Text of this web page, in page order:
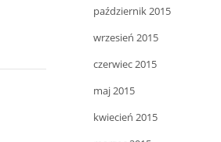
październik 2015
wrzesień 2015
czerwiec 2015
maj 2015
kwiecień 2015